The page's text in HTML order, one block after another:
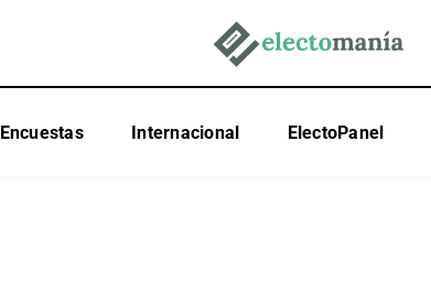
Encuestas Internacional ElectoPanel